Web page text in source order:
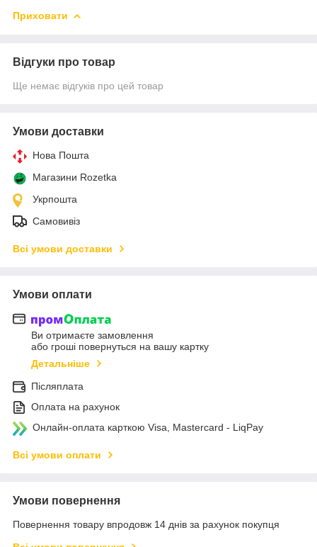
Приховати
Відгуки про товар
Ще немає відгуків про цей товар
Умови доставки
Нова Пошта
Магазини Rozetka
Укрпошта
Самовивіз
Всі умови доставки
Умови оплати
Ви отримаєте замовлення
або гроші повернуться на вашу картку
Детальніше
Післяплата
Оплата на рахунок
Онлайн-оплата карткою Visa, Mastercard - LiqPay
Всі умови оплати
Умови повернення
Повернення товару впродовж 14 днів за рахунок покупця